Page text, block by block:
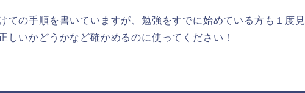
ての手順を書いていますが、勉強をすでに始めている方も１度見
しいかどうかなど確かめるのに使ってください！